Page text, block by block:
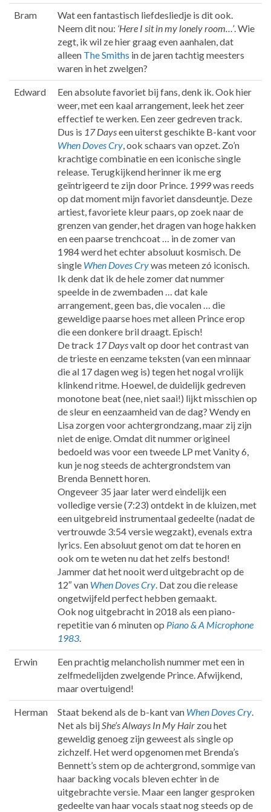
Bram
Wat een fantastisch liefdesliedje is dit ook.
Neem dit nou: ‘Here I sit in my lonely room…’. Wie
zegt, ik wil ze hier graag even aanhalen, dat
alleen The Smiths in de jaren tachtig meesters
waren in het zwelgen?
Edward
Een absolute favoriet bij fans, denk ik. Ook hier
weer, met een kaal arrangement, leek het zeer
effectief te werken. Een zeer gedreven track.
Dus is 17 Dayseen uiterst geschikte B-kant voor
When Doves Cry, ook schaars van opzet. Zo’n
krachtige combinatie en een iconische single
release. Terugkijkend herinner ik me erg
geïntrigeerd te zijn door Prince. 1999was reeds
op dat moment mijn favoriet dansdeuntje. Deze
artiest, favoriete kleur paars, op zoek naar de
grenzen van gender, het dragen van hoge hakken
en een paarse trenchcoat … in de zomer van
1984 werd het echter absoluut kosmisch. De
single When Doves Crywas meteen zó iconisch.
Ik denk dat ik de hele zomer dat nummer
speelde in de zwembaden … dat kale
arrangement, geen bas, die vocalen … die
geweldige paarse hoes met alleen Prince erop
die een donkere bril draagt. Episch!
De track 17 Daysvalt op door het contrast van
de trieste en eenzame teksten (van een minnaar
die al 17 dagen weg is) tegen het nogal vrolijk
klinkend ritme. Hoewel, de duidelijk gedreven
monotone beat (nee, niet saai!) lijkt misschien op
de sleur en eenzaamheid van de dag? Wendy en
Lisa zorgen voor achtergrondzang, maar zij zijn
niet de enige. Omdat dit nummer origineel
bedoeld was voor een tweede LP met Vanity 6,
kun je nog steeds de achtergrondstem van
Brenda Bennett horen.
Ongeveer 35 jaar later werd eindelijk een
volledige versie (7:23) ontdekt in de kluizen, met
een uitgebreid instrumentaal gedeelte (nadat de
vertrouwde 3:54 versie wegzakt), evenals extra
lyrics. Een absoluut genot om dat te horen en
ook om te weten nu dat het zelfs bestond!
Jammer dat het nooit werd uitgebracht op de
12″ van When Doves Cry. Dat zou die release
ongetwijfeld perfect hebben gemaakt.
Ook nog uitgebracht in 2018 als een piano-
repetitie van 6 minuten op Piano & A Microphone
1983.
Erwin
Een prachtig melancholish nummer met een in
zelfmedelijden zwelgende Prince. Afwijkend,
maar overtuigend!
Herman Staat bekend als de b-kant van When Doves Cry.
Net als bijShe’s Always In My Hair zou het
geweldig genoeg zijn geweest als single op
zichzelf. Het werd opgenomen met Brenda’s
Bennett’s stem op de achtergrond, sommige van
haar backing vocals bleven echter in de
uitgebrachte versie. Maar een langer gesproken
gedeelte van haar vocals staat nog steeds op de